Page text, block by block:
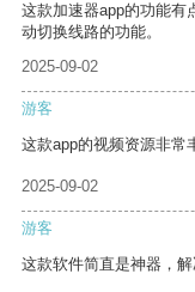
这款加速器app的功能有
动切换线路的功能。
2025-09-02
游客
这款app的视频资源非常
2025-09-02
游客
这款软件简直是神器，解